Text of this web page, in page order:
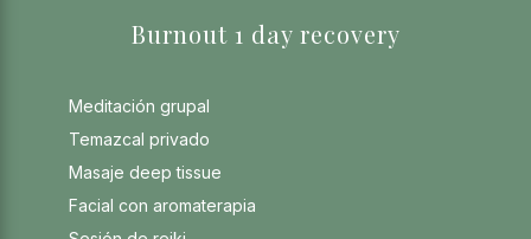
Burnout 1 day recovery
Meditación grupal
Temazcal privado
Masaje deep tissue
Facial con aromaterapia